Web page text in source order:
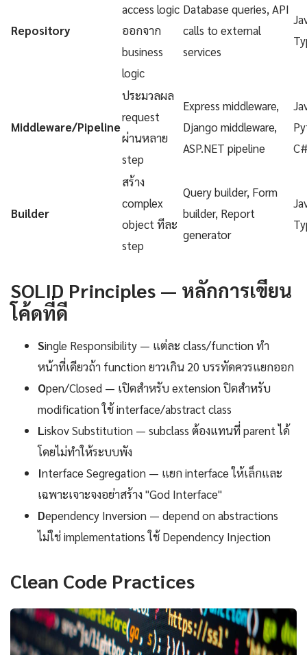
Repository
access logic
ออกจาก
business
logic
Database queries, API
calls to external
services
Middleware/Pipeline
ประมวลผล
request
ผ่านหลาย
step
Express middleware,
Django middleware,
ASP.NET pipeline
Builder
สร้าง
complex
object ทีละ
step
Query builder, Form
builder, Report
generator
SOLID Principles — หลักการเขียน
โค้ดที่ดี
Single Responsibility — แต่ละ class/function ทำ
หน้าที่เดียวถ้า function ยาวเกิน 20 บรรทัดควรแยกออก
Open/Closed — เปิดสำหรับ extension ปิดสำหรับ
modification ใช้ interface/abstract class
Liskov Substitution — subclass ต้องแทนที่ parent ได้
โดยไม่ทำให้ระบบพัง
Interface Segregation — แยก interface ให้เล็กและ
เฉพาะเจาะจงอย่าสร้าง "God Interface"
Dependency Inversion — depend on abstractions
ไม่ใช่ implementations ใช้ Dependency Injection
Clean Code Practices